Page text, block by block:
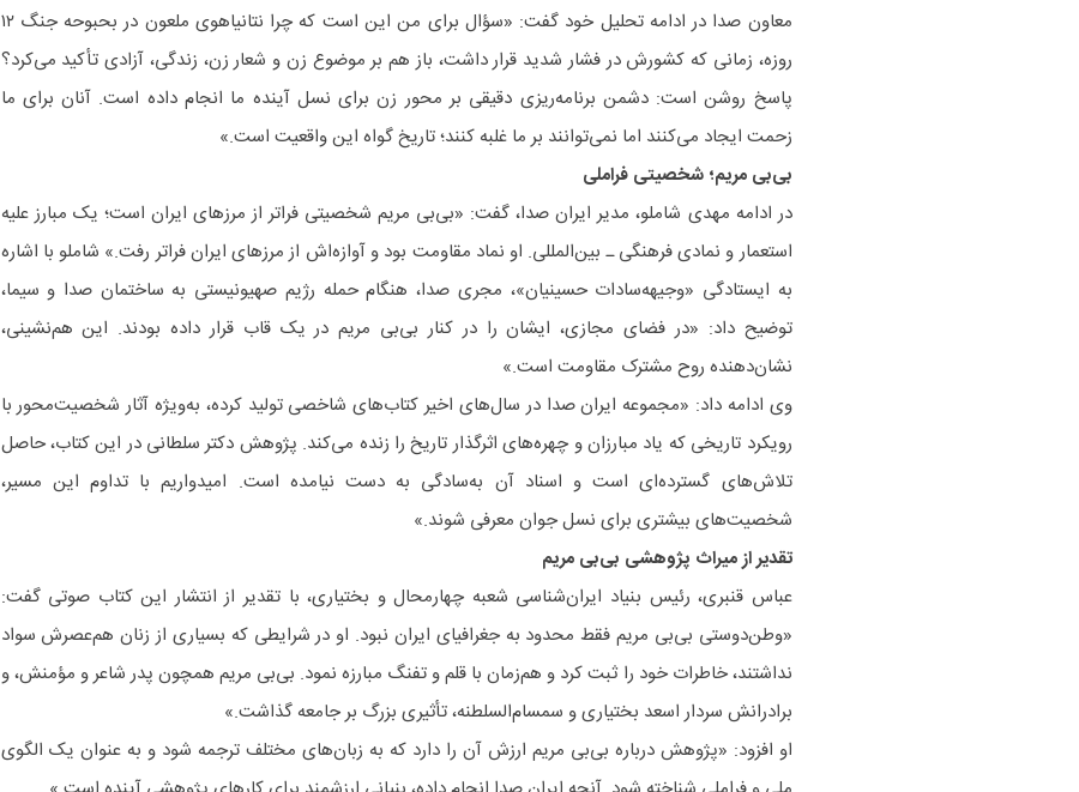
معاون صدا در ادامه تحلیل خود گفت: «سؤال برای من این است که چرا نتانیاهوی ملعون در بحبوحه جنگ ۱۲
روزه، زمانی که کشورش در فشار شدید قرار داشت، باز هم بر موضوع زن و شعار زن، زندگی، آزادی تأکید می‌کرد؟
پاسخ روشن است: دشمن برنامه‌ریزی دقیقی بر محور زن برای نسل آینده ما انجام داده است. آنان برای ما
زحمت ایجاد می‌کنند اما نمی‌توانند بر ما غلبه کنند؛ تاریخ گواه این واقعیت است.»
بی‌بی مریم؛ شخصیتی فراملی
در ادامه مهدی شاملو، مدیر ایران صدا، گفت: «بی‌بی مریم شخصیتی فراتر از مرزهای ایران است؛ یک مبارز علیه
استعمار و نمادی فرهنگی ـ بین‌المللی. او نماد مقاومت بود و آوازه‌اش از مرزهای ایران فراتر رفت.» شاملو با اشاره
به ایستادگی «وجیهه‌سادات حسینیان»، مجری صدا، هنگام حمله رژیم صهیونیستی به ساختمان صدا و سیما،
توضیح داد: «در فضای مجازی، ایشان را در کنار بی‌بی مریم در یک قاب قرار داده بودند. این هم‌نشینی،
نشان‌دهنده روح مشترک مقاومت است.»
وی ادامه داد: «مجموعه ایران صدا در سال‌های اخیر کتاب‌های شاخصی تولید کرده، به‌ویژه آثار شخصیت‌محور با
رویکرد تاریخی که یاد مبارزان و چهره‌های اثرگذار تاریخ را زنده می‌کند. پژوهش دکتر سلطانی در این کتاب، حاصل
تلاش‌های گسترده‌ای است و اسناد آن به‌سادگی به دست نیامده است. امیدواریم با تداوم این مسیر،
شخصیت‌های بیشتری برای نسل جوان معرفی شوند.»
تقدیر از میراث پژوهشی بی‌بی مریم
عباس قنبری، رئیس بنیاد ایران‌شناسی شعبه چهارمحال و بختیاری، با تقدیر از انتشار این کتاب صوتی گفت:
«وطن‌دوستی بی‌بی مریم فقط محدود به جغرافیای ایران نبود. او در شرایطی که بسیاری از زنان هم‌عصرش سواد
نداشتند، خاطرات خود را ثبت کرد و هم‌زمان با قلم و تفنگ مبارزه نمود. بی‌بی مریم همچون پدر شاعر و مؤمنش، و
برادرانش سردار اسعد بختیاری و سمسام‌السلطنه، تأثیری بزرگ بر جامعه گذاشت.»
او افزود: «پژوهش درباره بی‌بی مریم ارزش آن را دارد که به زبان‌های مختلف ترجمه شود و به عنوان یک الگوی